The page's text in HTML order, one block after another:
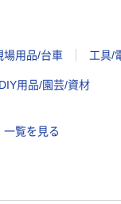
場用品/台車 工具/
DIY用品/園芸/資材
一覧を見る